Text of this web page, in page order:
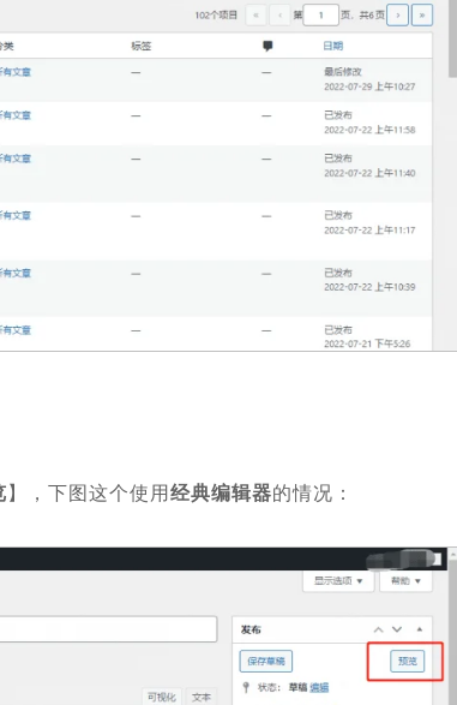
】，下图这个使用经典编辑器的情况：